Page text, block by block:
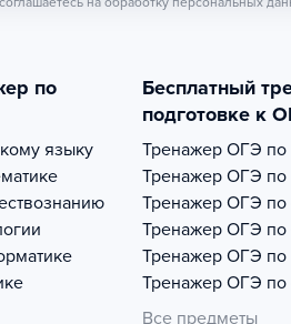
по
языку
Бесплатный
подготовке к
Тренажер ОГЭ по
Тренажер ОГЭ по
Тренажер ОГЭ по
Тренажер ОГЭ по
Тренажер ОГЭ по
Тренажер ОГЭ по
Все предметы